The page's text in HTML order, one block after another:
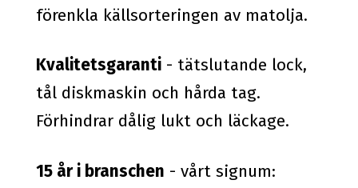
förenkla källsorteringen av matolja.
Kvalitetsgaranti- tätslutande lock,
tål diskmaskin och hårda tag.
Förhindrar dålig lukt och läckage.
15 år i branschen - vårt signum: